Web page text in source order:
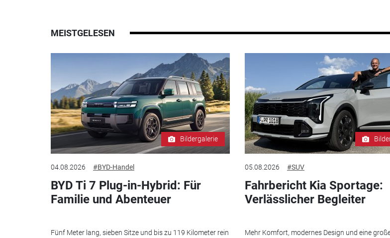
MEISTGELESEN
Bildergalerie
04.08.2026 #BYD-Handel
BYD Ti 7 Plug-in-Hybrid: Für
Familie und Abenteuer
Fünf Meter lang, sieben Sitze und bis zu 119 Kilometer rein
05.08.2026 #SUV
Fahrbericht Kia Sportage:
Verlässlicher Begleiter
Mehr Komfort, modernes Design und eine